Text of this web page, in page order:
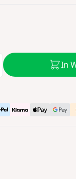
In